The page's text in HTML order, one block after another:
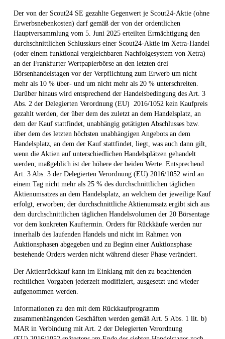
Der von der Scout24 SE gezahlte Gegenwert je Scout24-Aktie (ohne
Erwerbsnebenkosten) darf gemäß der von der ordentlichen
Hauptversammlung vom 5. Juni 2025 erteilten Ermächtigung den
durchschnittlichen Schlusskurs einer Scout24-Aktie im Xetra-Handel
(oder einem funktional vergleichbaren Nachfolgesystem von Xetra)
an der Frankfurter Wertpapierbörse an den letzten drei
Börsenhandelstagen vor der Verpflichtung zum Erwerb um nicht
mehr als 10 % über- und um nicht mehr als 20 % unterschreiten.
Darüber hinaus wird entsprechend der Handelsbedingung des Art. 3
Abs. 2 der Delegierten Verordnung (EU) 2016/1052 kein Kaufpreis
gezahlt werden, der über dem des zuletzt an dem Handelsplatz, an
dem der Kauf stattfindet, unabhängig getätigten Abschlusses bzw.
über dem des letzten höchsten unabhängigen Angebots an dem
Handelsplatz, an dem der Kauf stattfindet, liegt, was auch dann gilt,
wenn die Aktien auf unterschiedlichen Handelsplätzen gehandelt
werden; maßgeblich ist der höhere der beiden Werte. Entsprechend
Art. 3 Abs. 3 der Delegierten Verordnung (EU) 2016/1052 wird an
einem Tag nicht mehr als 25 % des durchschnittlichen täglichen
Aktienumsatzes an dem Handelsplatz, an welchem der jeweilige Kauf
erfolgt, erworben; der durchschnittliche Aktienumsatz ergibt sich aus
dem durchschnittlichen täglichen Handelsvolumen der 20 Börsentage
vor dem konkreten Kauftermin. Orders für Rückkäufe werden nur
innerhalb des laufenden Handels und nicht im Rahmen von
Auktionsphasen abgegeben und zu Beginn einer Auktionsphase
bestehende Orders werden nicht während dieser Phase verändert.
Der Aktienrückkauf kann im Einklang mit den zu beachtenden
rechtlichen Vorgaben jederzeit modifiziert, ausgesetzt und wieder
aufgenommen werden.
Informationen zu den mit dem Rückkaufprogramm
zusammenhängenden Geschäften werden gemäß Art. 5 Abs. 1 lit. b)
MAR in Verbindung mit Art. 2 der Delegierten Verordnung